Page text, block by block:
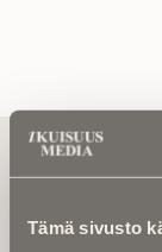
Tämä sivusto
Tilaa
artikkelien
Kirjoita alle